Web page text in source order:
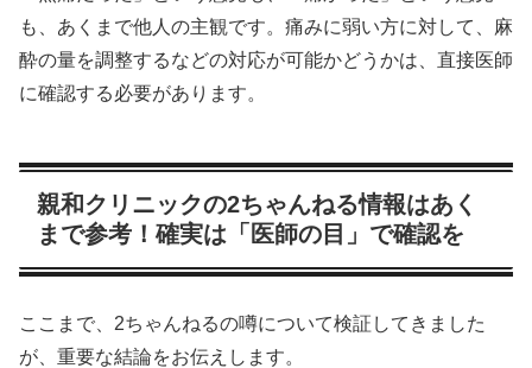
も、あくまで他人の主観です。痛みに弱い方に対して、麻
酔の量を調整するなどの対応が可能かどうかは、直接医師
に確認する必要があります。
親和クリニックの2ちゃんねる情報はあく
まで参考！確実は「医師の目」で確認を
ここまで、2ちゃんねるの噂について検証してきました
が、重要な結論をお伝えします。